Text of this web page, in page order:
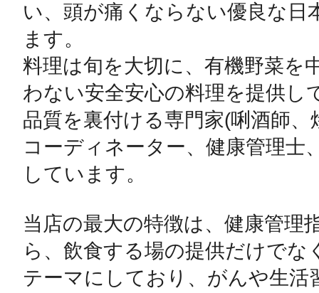
い、頭が痛くならない優良な日
ます。
料理は旬を大切に、有機野菜を
わない安全安心の料理を提供し
品質を裏付ける専門家(唎酒師
コーディネーター、健康管理士
しています。
当店の最大の特徴は、健康管理
ら、飲食する場の提供だけでな
テーマにしており、がんや生活